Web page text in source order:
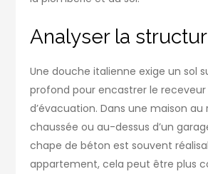
Analyser la
Une douche italienne exige un sol
profond pour encastrer le
d’évacuation. Dans une maison
chaussée ou au-dessus d’un
chape de béton est souvent
appartement, cela peut être plus